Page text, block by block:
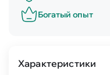
Богатый опыт
Характеристики